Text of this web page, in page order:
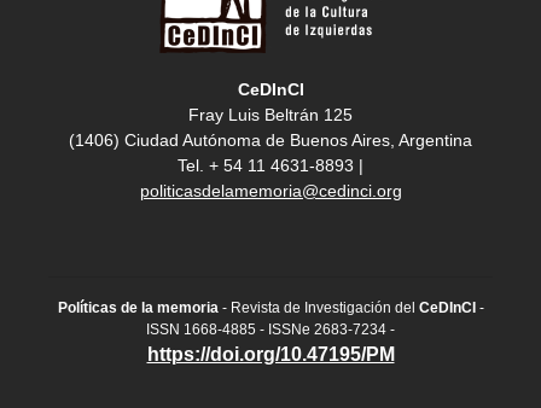
CeDInCI
Fray Luis Beltrán 125
(1406) Ciudad Autónoma de Buenos Aires, Argentina
Tel. + 54 11 4631-8893 |
politicasdelamemoria@cedinci.org
Políticas de la memoria- Revista de Investigación del CeDInCI -
ISSN 1668-4885 - ISSNe 2683-7234 -
https://doi.org/10.47195/PM